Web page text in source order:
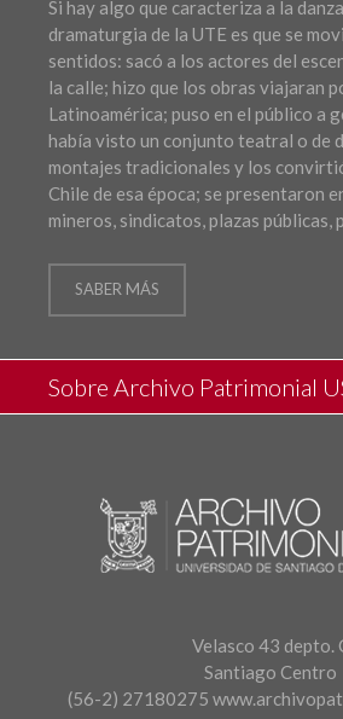
Si hay algo que caracteriza a la
dramaturgia de la UTE es que se
sentidos: sacó a los actores del
la calle; hizo que los obras viajaran
Latinoamérica; puso en el público a
había visto un conjunto teatral o de
montajes tradicionales y los
Chile de esa época; se presentaron
mineros, sindicatos, plazas públicas,
SABER MÁS
Sobre Archivo Patrimonial
Velasco 43 depto.
Santiago Centro
(56-2) 27180275